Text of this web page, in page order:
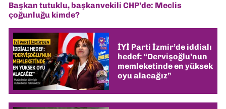
Başkan tutuklu, başkanvekili CHP’de: Meclis
çoğunluğu kimde?
İYİ Parti İzmir’de iddialı
hedef: “Dervişoğlu’nun
memleketinde en yüksek
oyu alacağız”